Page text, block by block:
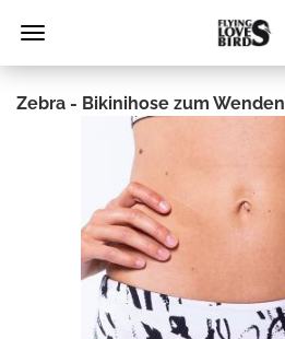
Zebra - Bikinihose zum Wenden